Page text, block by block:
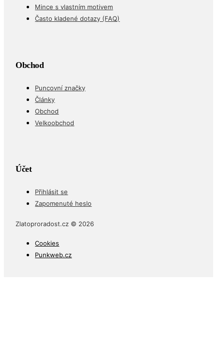
Mince s vlastním motivem
Často kladené dotazy (FAQ)
Obchod
Puncovní značky
Články
Obchod
Velkoobchod
Účet
Přihlásit se
Zapomenuté heslo
Zlatoproradost.cz © 2026
Cookies
Punkweb.cz